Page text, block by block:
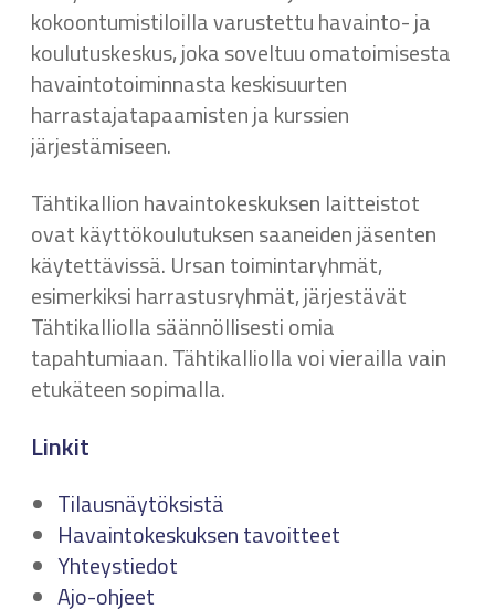
kokoontumistiloilla varustettu havainto- ja
koulutuskeskus, joka soveltuu omatoimisesta
havaintotoiminnasta keskisuurten
harrastajatapaamisten ja kurssien
järjestämiseen.
Tähtikallion havaintokeskuksen laitteistot
ovat käyttökoulutuksen saaneiden jäsenten
käytettävissä. Ursan toimintaryhmät,
esimerkiksi harrastusryhmät, järjestävät
Tähtikalliolla säännöllisesti omia
tapahtumiaan. Tähtikalliolla voi vierailla vain
etukäteen sopimalla.
Linkit
Tilausnäytöksistä
Havaintokeskuksen tavoitteet
Yhteystiedot
Ajo-ohjeet